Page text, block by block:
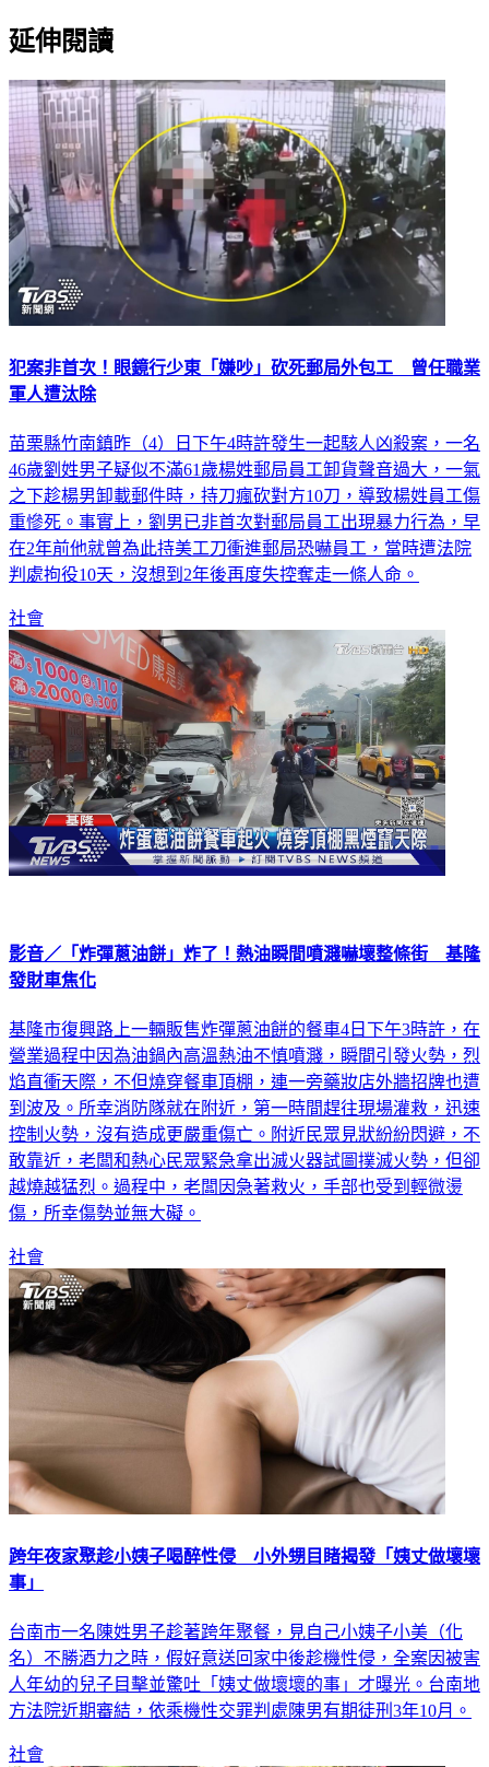
犯案非首次！眼鏡行少東「嫌吵」砍死郵局外包工 曾任職業
苗栗縣竹南鎮昨（4）日下午4時許發生一起駭人凶殺案，一名
46歲劉姓男子疑似不滿61歲楊姓郵局員工卸貨聲音過大，一氣
之下趁楊男卸載郵件時，持刀瘋砍對方10刀，導致楊姓員工傷
重慘死。事實上，劉男已非首次對郵局員工出現暴力行為，早
在2年前他就曾為此持美工刀衝進郵局恐嚇員工，當時遭法院
社會
影音／「炸彈蔥油餅」炸了！熱油瞬間噴濺嚇壞整條街 基隆
基隆市復興路上一輛販售炸彈蔥油餅的餐車4日下午3時許，在
營業過程中因為油鍋內高溫熱油不慎噴濺，瞬間引發火勢，烈
焰直衝天際，不但燒穿餐車頂棚，連一旁藥妝店外牆招牌也遭
到波及。所幸消防隊就在附近，第一時間趕往現場灌救，迅速
控制火勢，沒有造成更嚴重傷亡。附近民眾見狀紛紛閃避，不
敢靠近，老闆和熱心民眾緊急拿出滅火器試圖撲滅火勢，但卻
越燒越猛烈。過程中，老闆因急著救火，手部也受到輕微燙
社會
跨年夜家聚趁小姨子喝醉性侵 小外甥目睹揭發「姨丈做壞壞
台南市一名陳姓男子趁著跨年聚餐，見自己小姨子小美（化
名）不勝酒力之時，假好意送回家中後趁機性侵，全案因被害
人年幼的兒子目擊並驚吐「姨丈做壞壞的事」才曝光。台南地